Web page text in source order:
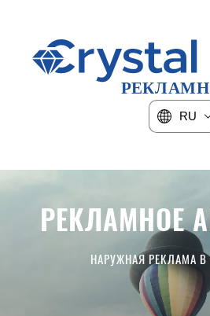
RU
РЕКЛАМНОЕ
НАРУЖНАЯ РЕКЛАМА В